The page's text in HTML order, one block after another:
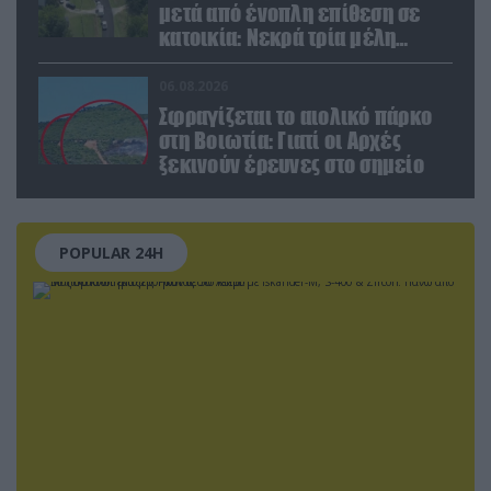
μετά από ένοπλη επίθεση σε
κατοικία: Νεκρά τρία μέλη
οικογένειας – 4 οι τραυματίες
Σφραγίζεται το αιολικό πάρκο
στη Βοιωτία: Γιατί οι Αρχές
ξεκινούν έρευνες στο σημείο
POPULAR 24H